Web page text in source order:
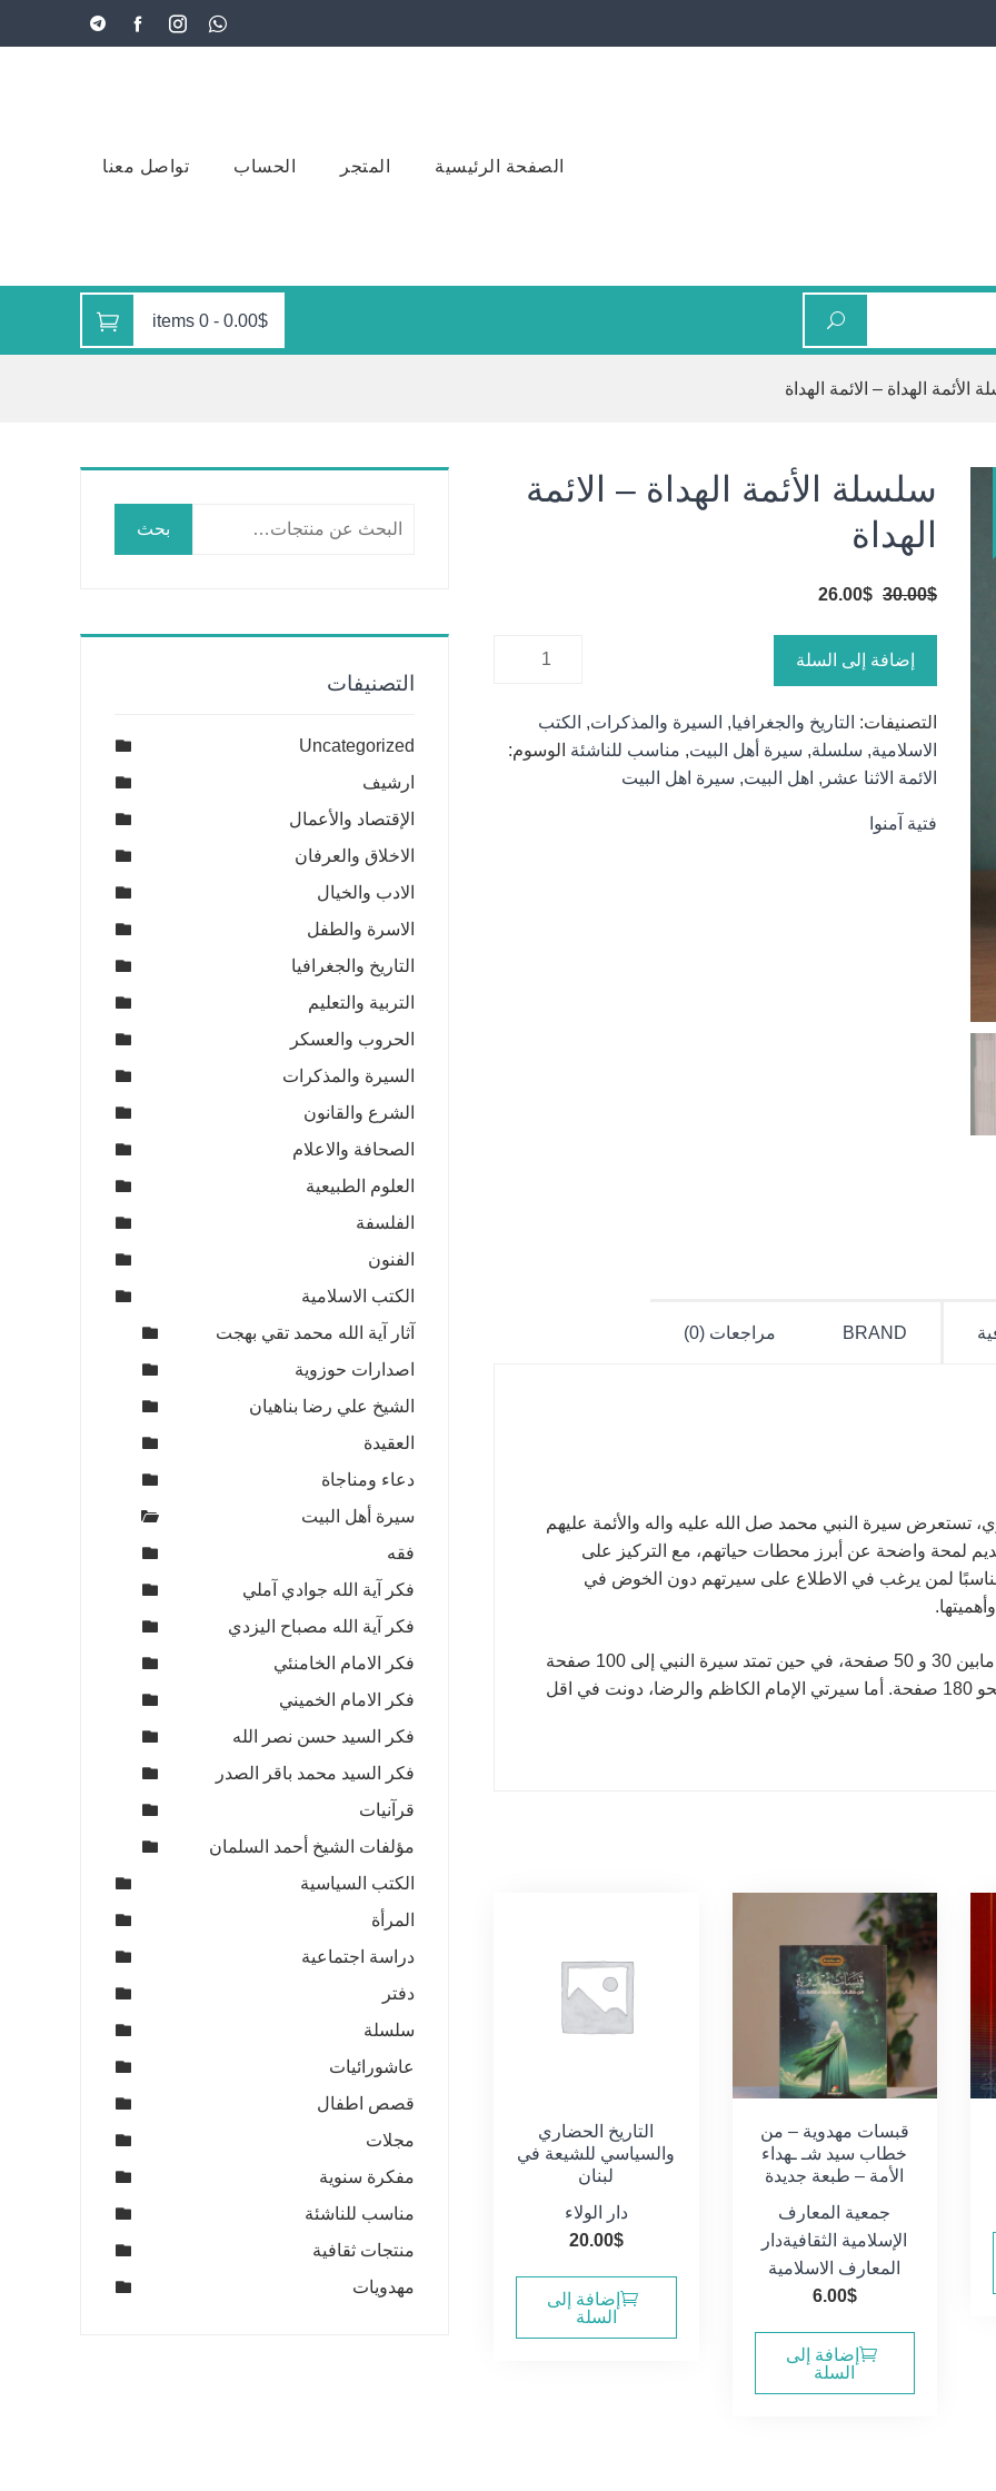
الصفحة الرئيسية المتجر الحساب تواصل معنا
0.00$
-
0 items
الأئمة الهداة – الائمة الهداة
سلسلة الأئمة الهداة – الائمة
الهداة
30.00$
السعر
هو:
30.00$.
26.00$
هو:
الهداة -
الائمة
إضافة إلى السلة
التصنيفات: التاريخ والجغرافيا, السيرة والمذكرات, الكتب
الاسلامية, سلسلة, سيرة أهل البيت, مناسب للناشئة الوسوم:
الائمة الاثنا عشر , اهل البيت, سيرة اهل البيت
فتية آمنوا
BRAND مراجعات (0)
سيرة النبي محمد صل الله عليه واله والأئمة عليهم
لمحة واضحة عن أبرز محطات حياتهم، مع التركيز على
مناسبًا لمن يرغب في الاطلاع على سيرتهم دون الخوض في
تتنوع أحجام الكتب في السلسلة، حيث تتراوح معظمها مابين 30 و 50 صفحة، في حين تمتد سيرة النبي إلى 100 صفحة
تقريبًا، وتعد سيرة الامام علي هي الاوسع، إذ تصل إلى نحو 180 صفحة. أما سيرتي الإمام الكاظم والرضا، دونت في اقل
قبسات مهدوية – من
خطاب سيد شـ ـهداء
الأمة – طبعة جديدة
جمعية المعارف
الإسلامية الثقافيةدار
المعارف الاسلامية
6.00$
إضافة إلى
السلة
التاريخ الحضاري
والسياسي للشيعة في
لبنان
دار الولاء
20.00$
إضافة إلى
السلة
بحث
التصنيفات
Uncategorized
ارشيف
الإقتصاد والأعمال
الاخلاق والعرفان
الادب والخيال
الاسرة والطفل
التاريخ والجغرافيا
التربية والتعليم
الحروب والعسكر
السيرة والمذكرات
الشرع والقانون
الصحافة والاعلام
العلوم الطبيعية
الفلسفة
الفنون
الكتب الاسلامية
آثار آية الله محمد تقي بهجت
اصدارات حوزوية
الشيخ علي رضا بناهيان
العقيدة
دعاء ومناجاة
سيرة أهل البيت
فقه
فكر آية الله جوادي آملي
فكر آية الله مصباح اليزدي
فكر الامام الخامنئي
فكر الامام الخميني
فكر السيد حسن نصر الله
فكر السيد محمد باقر الصدر
قرآنيات
مؤلفات الشيخ أحمد السلمان
الكتب السياسية
المرأة
دراسة اجتماعية
دفتر
سلسلة
عاشورائيات
قصص اطفال
مجلات
مفكرة سنوية
مناسب للناشئة
منتجات ثقافية
مهدويات